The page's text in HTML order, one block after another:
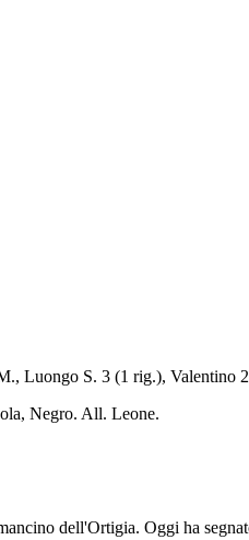
Luongo S. 3 (1 rig.), Valentino
Negro. All. Leone.
dell'Ortigia. Oggi ha